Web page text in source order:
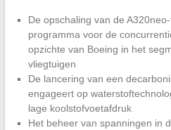
De opschaling van de
programma voor de
opzichte van Boeing in het
vliegtuigen
De lancering van een
engageert op
lage koolstofvoetafdruk
Het beheer van spanningen in